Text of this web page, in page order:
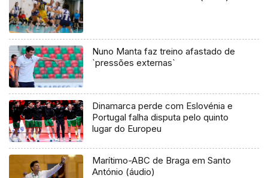
Nuno Manta faz treino afastado de
`pressões externas`
Dinamarca perde com Eslovénia e
Portugal falha disputa pelo quinto
lugar do Europeu
Marítimo-ABC de Braga em Santo
António (áudio)